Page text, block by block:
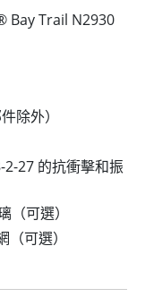
Bay Trail N2930
除外）
2-27 的抗衝擊和振
可選）
可選）